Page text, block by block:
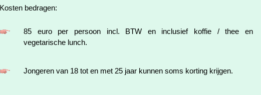
Kosten bedragen:
85 euro per persoon incl. BTW en inclusief koffie / thee en
vegetarische lunch.
Jongeren van 18 tot en met 25 jaar kunnen soms korting krijgen.